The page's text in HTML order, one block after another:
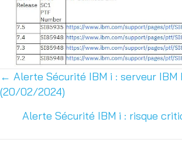
Posts
navigation
← Alerte Sécurité IBM i : serveur IBM
(20/02/2024)
Alerte Sécurité IBM i : risque